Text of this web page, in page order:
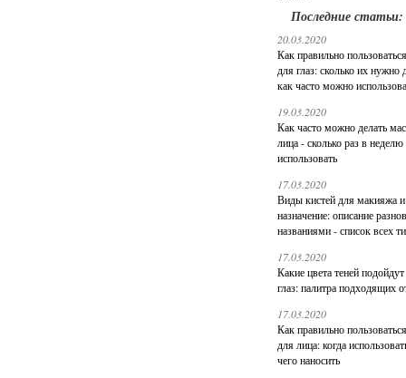
Последние статьи:
20.03.2020
Как правильно
для глаз: сколько их нужно
как часто можно
19.03.2020
Как часто можно делать
лица - сколько раз в
использовать
17.03.2020
Виды кистей для макияжа
назначение: описание
названиями - список всех
17.03.2020
Какие цвета теней
глаз: палитра подходящих
17.03.2020
Как правильно
для лица: когда
чего наносить